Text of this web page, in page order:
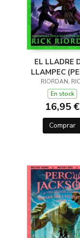
EL LLADRE
LLAMPEC
JACKSON I ELS
DE L'OLIMP
RIORDAN,
En stock
16,95 €
Comprar